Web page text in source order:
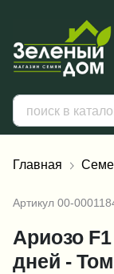
Главная
Артикул 00-
Ариозо
дней -